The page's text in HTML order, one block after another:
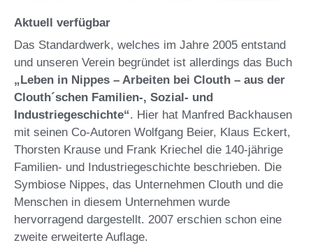
Aktuell verfügbar
Das Standardwerk, welches im Jahre 2005 entstand
und unseren Verein begründet ist allerdings das Buch
„Leben in Nippes – Arbeiten bei Clouth – aus der
Clouth´schen Familien-, Sozial- und
Industriegeschichte“. Hier hat Manfred Backhausen
mit seinen Co-Autoren Wolfgang Beier, Klaus Eckert,
Thorsten Krause und Frank Kriechel die 140-jährige
Familien- und Industriegeschichte beschrieben. Die
Symbiose Nippes, das Unternehmen Clouth und die
Menschen in diesem Unternehmen wurde
hervorragend dargestellt. 2007 erschien schon eine
zweite erweiterte Auflage.